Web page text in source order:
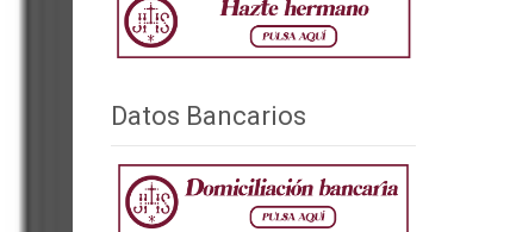
Datos Bancarios